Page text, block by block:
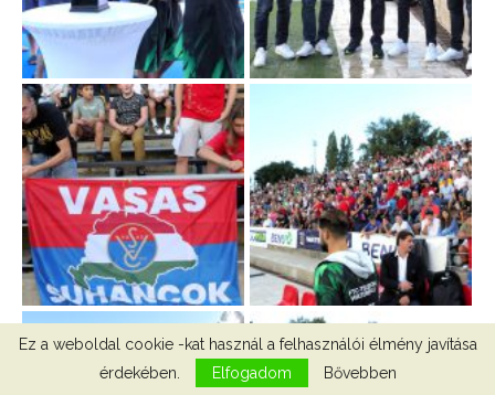
Ez a weboldal cookie -kat használ a felhasználói élmény javítása
érdekében.
Elfogadom Bővebben